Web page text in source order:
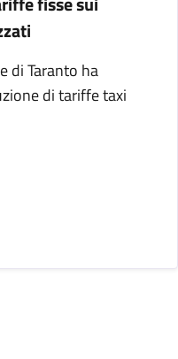
di Taranto ha
di tariffe taxi